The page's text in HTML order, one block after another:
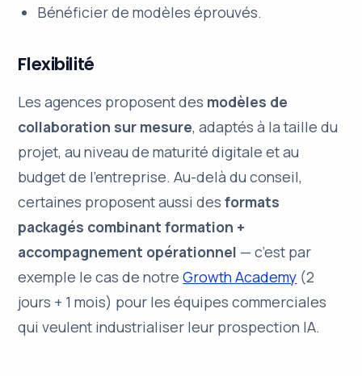
Bénéficier de modèles éprouvés.
Flexibilité
Les agences proposent des modèles de
collaboration sur mesure, adaptés à la taille du
projet, au niveau de maturité digitale et au
budget de l’entreprise. Au-delà du conseil,
certaines proposent aussi desformats
packagés combinant formation +
accompagnement opérationnel — c’est par
exemple le cas de notreGrowth Academy (2
jours + 1 mois) pour les équipes commerciales
qui veulent industrialiser leur prospection IA.